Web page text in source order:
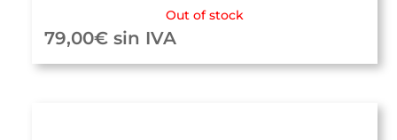
Out of stock
79,00€ sin IVA